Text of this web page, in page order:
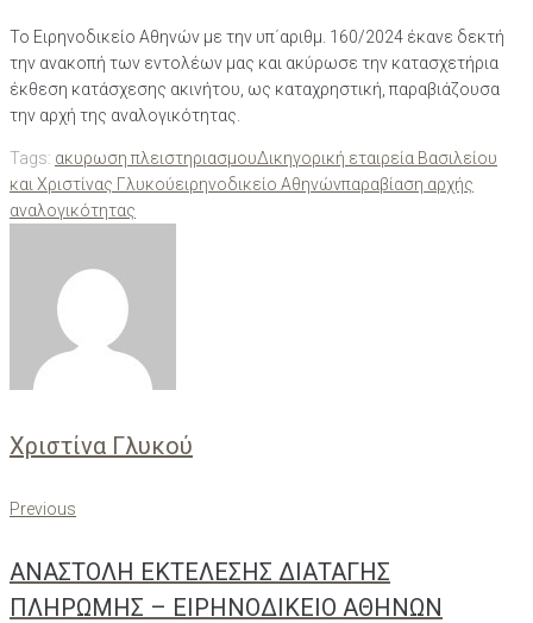
Το Ειρηνοδικείο Αθηνών με την υπ΄αριθμ. 160/2024 έκανε δεκτή
την ανακοπή των εντολέων μας και ακύρωσε την κατασχετήρια
έκθεση κατάσχεσης ακινήτου, ως καταχρηστική, παραβιάζουσα
την αρχή της αναλογικότητας.
Tags: ακυρωση πλειστηριασμουΔικηγορική εταιρεία Βασιλείου
και Χριστίνας Γλυκούειρηνοδικείο Αθηνώνπαραβίαση αρχής
αναλογικότητας
Χριστίνα Γλυκού
Πλοήγηση
Previous
Previous
ΑΝΑΣΤΟΛΗ ΕΚΤΕΛΕΣΗΣ ΔΙΑΤΑΓΗΣ
ΠΛΗΡΩΜΗΣ – ΕΙΡΗΝΟΔΙΚΕΙΟ ΑΘΗΝΩΝ